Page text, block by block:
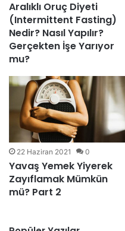
Aralıklı Oruç Diyeti
(Intermittent Fasting)
Nedir? Nasıl Yapılır?
Gerçekten İşe Yarıyor
mu?
22 Haziran 2021 0
Yavaş Yemek Yiyerek
Zayıflamak Mümkün
mü? Part 2